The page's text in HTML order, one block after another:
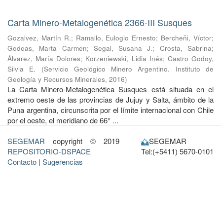
Carta Minero-Metalogenética 2366-III Susques
Gozalvez, Martín R.; Ramallo, Eulogio Ernesto; Bercheñi, Víctor;
Godeas, Marta Carmen; Segal, Susana J.; Crosta, Sabrina;
Álvarez, María Dolores; Korzeniewski, Lidia Inés; Castro Godoy,
Silvia E.
(Servicio Geológico Minero Argentino. Instituto de
Geología y Recursos Minerales, 2016)
La Carta Minero-Metalogenética Susques está situada en el
extremo oeste de las provincias de Jujuy y Salta, ámbito de la
Puna argentina, circunscrita por el límite internacional con Chile
por el oeste, el meridiano de 66° ...
SEGEMAR copyright © 2019
REPOSITORIO-DSPACE
Contacto | Sugerencias
SEGEMAR
Tel:(+5411) 5670-0101